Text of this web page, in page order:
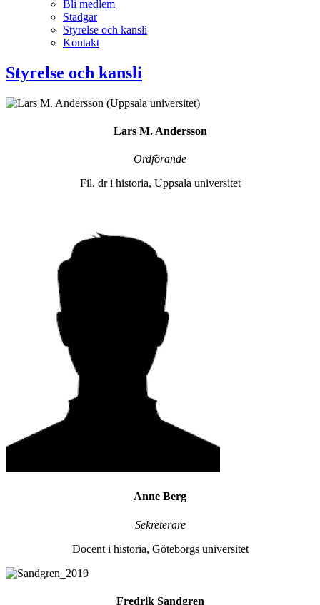
Bli medlem
Stadgar
Styrelse och kansli
Kontakt
Styrelse och kansli
Lars M. Andersson
Ordförande
Fil. dr i historia, Uppsala universitet
Anne Berg
Sekreterare
Docent i historia, Göteborgs universitet
Fredrik Sandgren